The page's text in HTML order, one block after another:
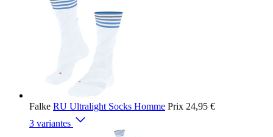
Falke RU Ultralight Socks Homme Prix 24,95 €
3 variantes